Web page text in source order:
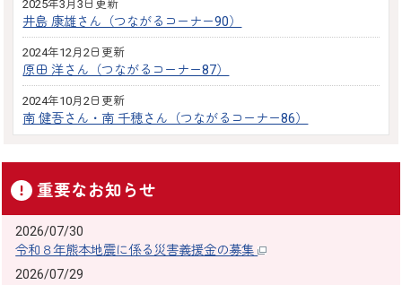
2025年3月3日更新
井島 康雄さん（つながるコーナー90）
2024年12月2日更新
原田 洋さん（つながるコーナー87）
2024年10月2日更新
南 健吾さん・南 千穂さん（つながるコーナー86）
重要なお知らせ
2026/07/30
令和８年熊本地震に係る災害義援金の募集
2026/07/29